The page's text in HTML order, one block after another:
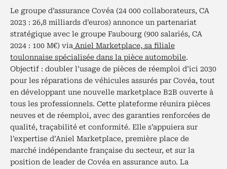
Le groupe d’assurance Covéa (24 000 collaborateurs, CA
2023 : 26,8 milliards d’euros) annonce un partenariat
stratégique avec le groupe Faubourg (900 salariés, CA
2024 : 100 M€) via Aniel Marketplace, sa filiale
toulonnaise spécialisée dans la pièce automobile.
Objectif : doubler l’usage de pièces de réemploi d’ici 2030
pour les réparations de véhicules assurés par Covéa, tout
en développant une nouvelle marketplace B2B ouverte à
tous les professionnels. Cette plateforme réunira pièces
neuves et de réemploi, avec des garanties renforcées de
qualité, traçabilité et conformité. Elle s’appuiera sur
l’expertise d’Aniel Marketplace, première place de
marché indépendante française du secteur, et sur la
position de leader de Covéa en assurance auto. La